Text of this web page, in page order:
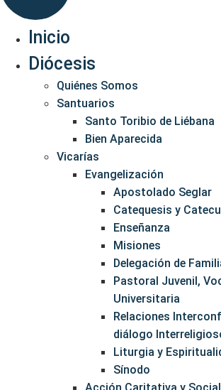
Inicio
Diócesis
Quiénes Somos
Santuarios
Santo Toribio de Liébana
Bien Aparecida
Vicarías
Evangelización
Apostolado Seglar
Catequesis y
Enseñanza
Misiones
Delegación de
Pastoral Juvenil,
Universitaria
Relaciones
diálogo
Liturgia y
Sínodo
Acción Caritativa y Social